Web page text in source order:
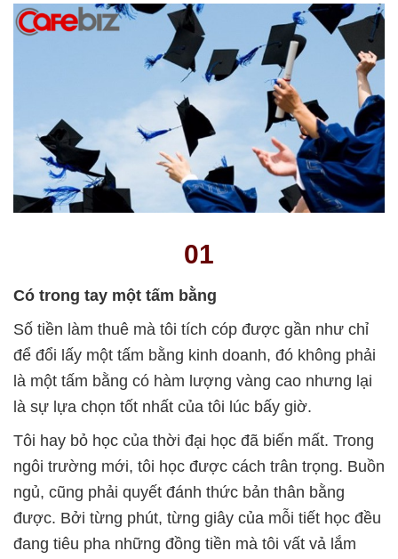
01
Có trong tay một tấm bằng
Số tiền làm thuê mà tôi tích cóp được gần như chỉ
để đổi lấy một tấm bằng kinh doanh, đó không phải
là một tấm bằng có hàm lượng vàng cao nhưng lại
là sự lựa chọn tốt nhất của tôi lúc bấy giờ.
Tôi hay bỏ học của thời đại học đã biến mất. Trong
ngôi trường mới, tôi học được cách trân trọng. Buồn
ngủ, cũng phải quyết đánh thức bản thân bằng
được. Bởi từng phút, từng giây của mỗi tiết học đều
đang tiêu pha những đồng tiền mà tôi vất vả lắm